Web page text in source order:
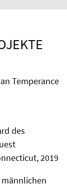
Temperance
des
2019